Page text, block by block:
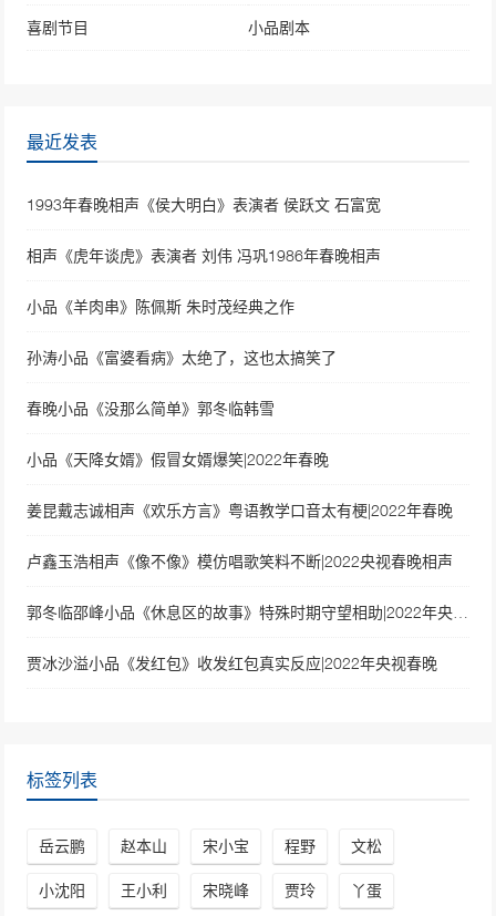
喜剧节目 小品剧本
最近发表
1993年春晚相声《侯大明白》表演者 侯跃文 石富宽
相声《虎年谈虎》表演者 刘伟 冯巩1986年春晚相声
小品《羊肉串》陈佩斯 朱时茂经典之作
孙涛小品《富婆看病》太绝了，这也太搞笑了
春晚小品《没那么简单》郭冬临韩雪
小品《天降女婿》假冒女婿爆笑|2022年春晚
姜昆戴志诚相声《欢乐方言》粤语教学口音太有梗|2022年春晚
卢鑫玉浩相声《像不像》模仿唱歌笑料不断|2022央视春晚相声
贾冰沙溢小品《发红包》收发红包真实反应|2022年央视春晚
标签列表
岳云鹏 赵本山 宋小宝 程野 文松
小沈阳 王小利 宋晓峰 贾玲 丫蛋